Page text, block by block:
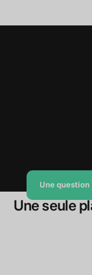
Une question
Une seule